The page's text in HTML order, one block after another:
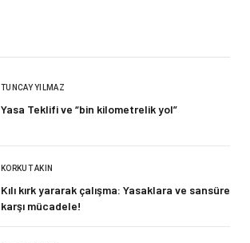
TUNCAY YILMAZ
Yasa Teklifi ve “bin kilometrelik yol”
KORKUT AKIN
Kılı kırk yararak çalışma: Yasaklara ve sansüre
karşı mücadele!